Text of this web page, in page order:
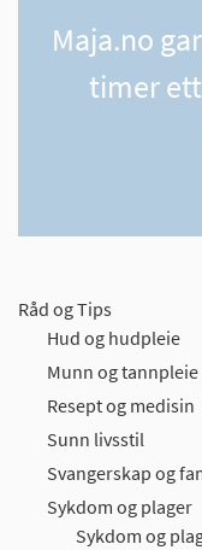
Maja.no
timer
Råd og Tips
Hud og hudpleie
Munn og tannpleie
Resept og medisin
Sunn livsstil
Svangerskap og
Sykdom og plager
Sykdom og